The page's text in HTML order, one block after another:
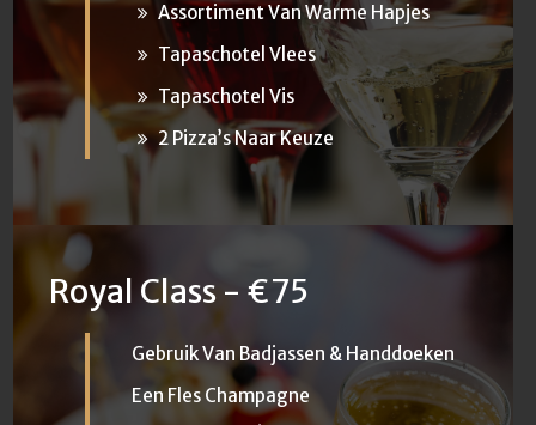
Assortiment Van Warme Hapjes
Tapaschotel Vlees
Tapaschotel Vis
2 Pizza’s Naar Keuze
Royal Class - €75
Gebruik Van Badjassen & Handdoeken
Een Fles Champagne